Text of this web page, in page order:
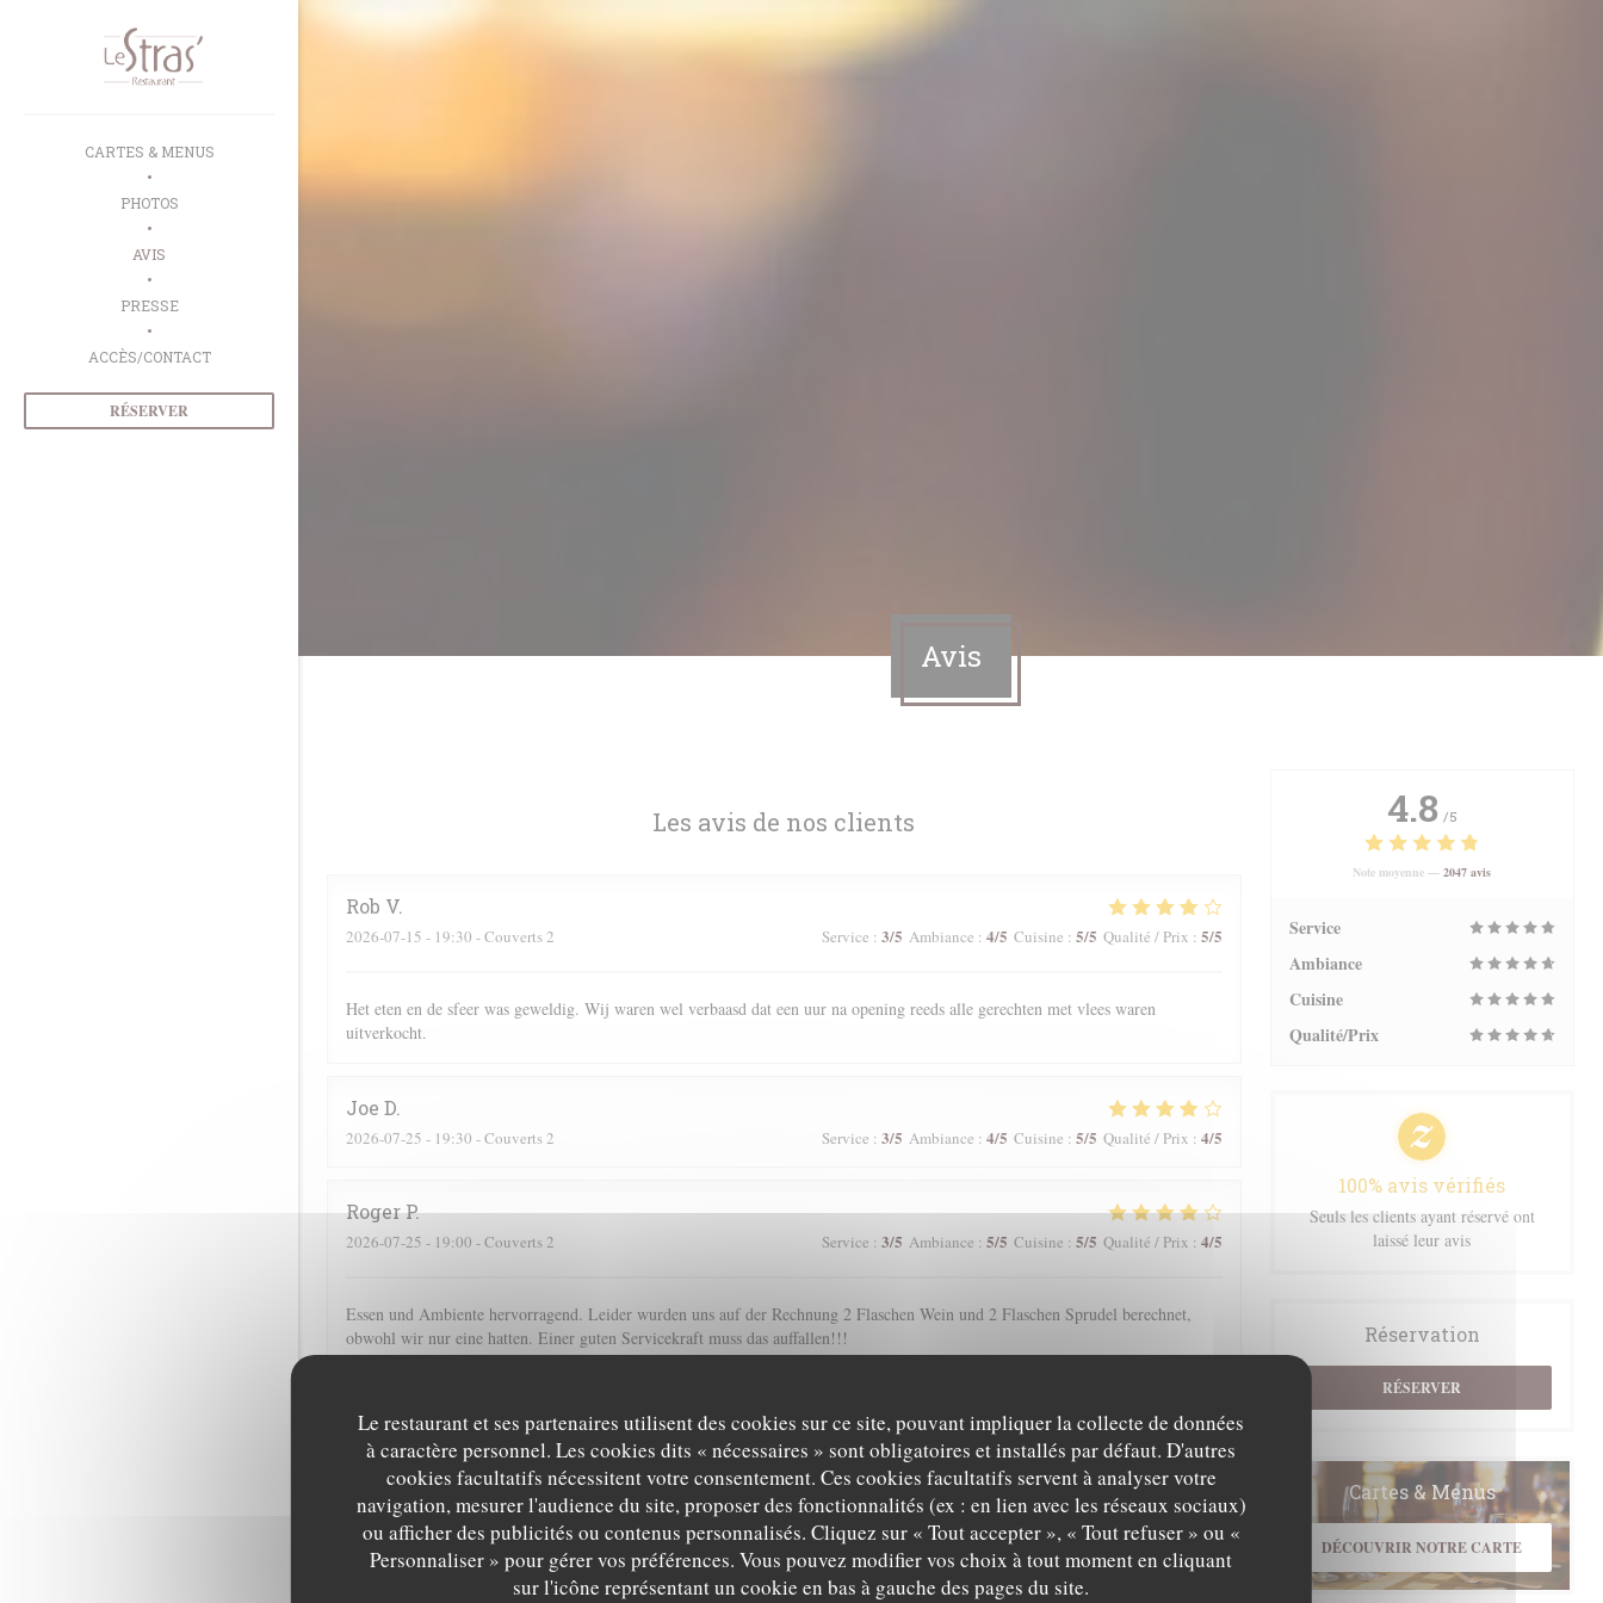
Le restaurant et ses partenaires utilisent des cookies sur ce site, pouvant impliquer la collecte de données
à caractère personnel. Les cookies dits « nécessaires » sont obligatoires et installés par défaut. D'autres
cookies facultatifs nécessitent votre consentement. Ces cookies facultatifs servent à analyser votre
navigation, mesurer l'audience du site, proposer des fonctionnalités (ex : en lien avec les réseaux sociaux)
ou afficher des publicités ou contenus personnalisés. Cliquez sur « Tout accepter », « Tout refuser » ou «
Personnaliser » pour gérer vos préférences. Vous pouvez modifier vos choix à tout moment en cliquant
sur l'icône représentant un cookie en bas à gauche des pages du site.
CARTES & MENUS
PHOTOS
AVIS
PRESSE
ACCÈS/CONTACT
RÉSERVER
Avis
Les avis de nos clients
Rob V
2026-07-15 - 19:30 - Couverts 2 Service : 3/5 Ambiance : 4/5 Cuisine : 5/5 Qualité / Prix : 5/5
Het eten en de sfeer was geweldig. Wij waren wel verbaasd dat een uur na opening reeds alle gerechten met vlees waren
uitverkocht.
Joe D
2026-07-25 - 19:30 - Couverts 2 Service : 3/5 Ambiance : 4/5 Cuisine : 5/5 Qualité / Prix : 4/5
RogerP
2026-07-25 - 19:00 - Couverts 2 Service : 3/5 Ambiance : 5/5 Cuisine : 5/5 Qualité / Prix : 4/5
Essen und Ambiente hervorragend. Leider wurden uns auf der Rechnung 2 Flaschen Wein und 2 Flaschen Sprudel berechnet,
obwohl wir nur eine hatten. Einer guten Servicekraft muss das auffallen!!!
Lorraine
2026-07-25- 13:00 - Couverts 2 Service :5/5 Ambiance :5/5 Cuisine:5/5 Qualité / Prix:5/5
CorinneM
2026-07-25- 20:30 - Couverts 2 Service: 5/5 Ambiance:4/5 Cuisine 4 /5 Qualité / Prix 4/5
4.8 /5
Note moyenne —2047 avis
Service
Ambiance
Cuisine
Qualité/Prix
100% avis vérifiés
Seuls les clients ayant réservé ont
laissé leur avis
Réservation
RÉSERVER
Cartes & Menus
DÉCOUVRIR NOTRE CARTE